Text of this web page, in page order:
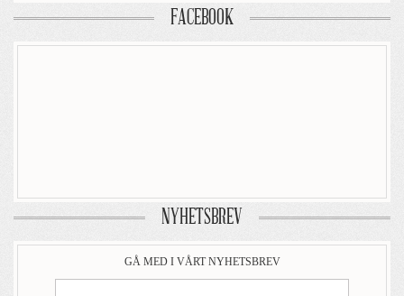
FACEBOOK
NYHETSBREV
GÅ MED I VÅRT NYHETSBREV